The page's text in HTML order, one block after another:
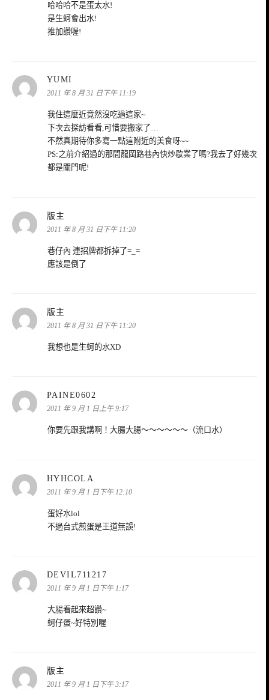
哈哈哈不是蛋太水!
是生蚵會出水!
推加讚喔!
YUMI
示:
2011 年 8 月 31 日下午 11:19
我住這麼近竟然沒吃過這家~
下次去探訪看看,可惜要搬家了…
不然真期待你多寫一點這附近的美食呀~~
PS:之前介紹過的那間龍岡路巷內快炒歇業了嗎?我去了好幾次
都是關門呢!
版主
示:
2011 年 8 月 31 日下午 11:20
巷仔內 連招牌都拆掉了=_=
應該是倒了
版主
示:
2011 年 8 月 31 日下午 11:20
我想也是生蚵的水XD
PAINE0602
示:
2011 年 9 月 1 日上午 9:17
你要先跟我講啊！大腸大腸～～～～～～（流口水）
HYHCOLA
示:
2011 年 9 月 1 日下午 12:10
蛋好水lol
不過台式煎蛋是王道無誤!
DEVIL711217
示:
2011 年 9 月 1 日下午 1:17
大腸看起來超讚~
蚵仔蛋~好特別喔
版主
示:
2011 年 9 月 1 日下午 3:17